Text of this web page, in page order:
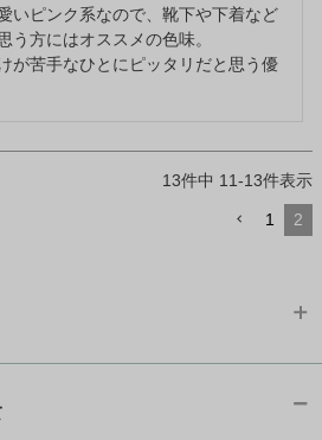
いピンク系なので、靴下や下着など
う方にはオススメの色味。
が苦手なひとにピッタリだと思う優
13件中 11-13件表示
1 2